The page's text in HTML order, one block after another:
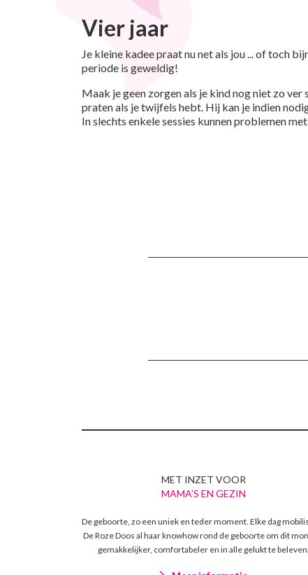
Vier jaar
Je kleine kadee praat nu net als jou ... of toch
periode is geweldig!
Maak je geen zorgen als je kind nog niet zo
praten als je twijfels hebt. Hij kan je indien
In slechts enkele sessies kunnen problemen
MET INZET VOOR
MAMA’S EN GEZIN
De geboorte, zo een uniek en teder moment. Elke dag
De Roze Doos al haar knowhow rond de geboorte om dit
gemakkelijker, comfortabeler en in alle gelukt te beleven.